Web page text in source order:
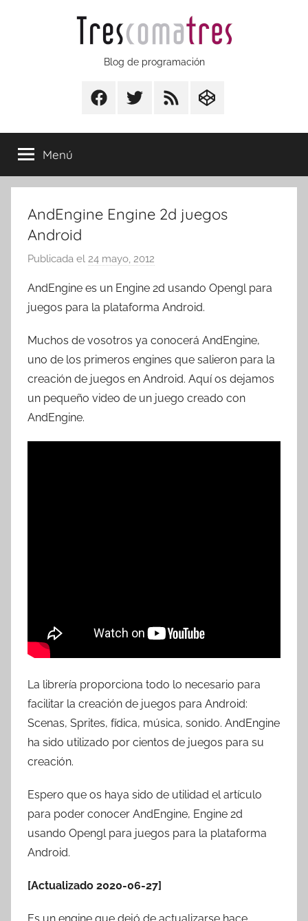
Trescomatres
Blog de programación
FacebookTwitter RSS CodepenIO
Menú
AndEngine Engine 2d juegos
Android
Publicada el 24 mayo, 2012
r
T
s
c
o
AndEngine es un Engine 2d usando Opengl para
juegos para la plataforma Android.
Muchos de vosotros ya conocerá AndEngine,
uno de los primeros engines que salieron para la
creación de juegos en Android. Aquí os dejamos
un pequeño video de un juego creado con
AndEngine.
La librería proporciona todo lo necesario para
facilitar la creación de juegos para Android:
Scenas, Sprites, fídica, música, sonido. AndEngine
ha sido utilizado por cientos de juegos para su
creación.
Espero que os haya sido de utilidad el artículo
para poder conocer AndEngine, Engine 2d
usando Opengl para juegos para la plataforma
Android.
[Actualizado 2020-06-27]